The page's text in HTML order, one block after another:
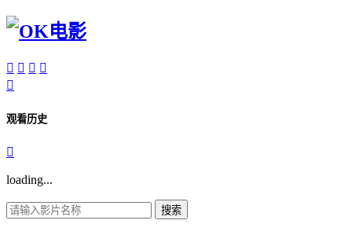
   

观看历史

loading...
搜索